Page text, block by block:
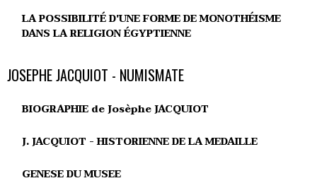
LA POSSIBILITÉ D'UNE FORME DE MONOTHÉISME
DANS LA RELIGION ÉGYPTIENNE
JOSEPHE JACQUIOT - NUMISMATE
BIOGRAPHIE de Josèphe JACQUIOT
J. JACQUIOT - HISTORIENNE DE LA MEDAILLE
GENESE DU MUSEE